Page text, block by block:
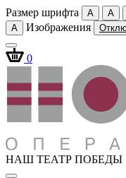
Размер шрифта A A
A
Изображения
0
НАШ ТЕАТР ПОБЕДЫ